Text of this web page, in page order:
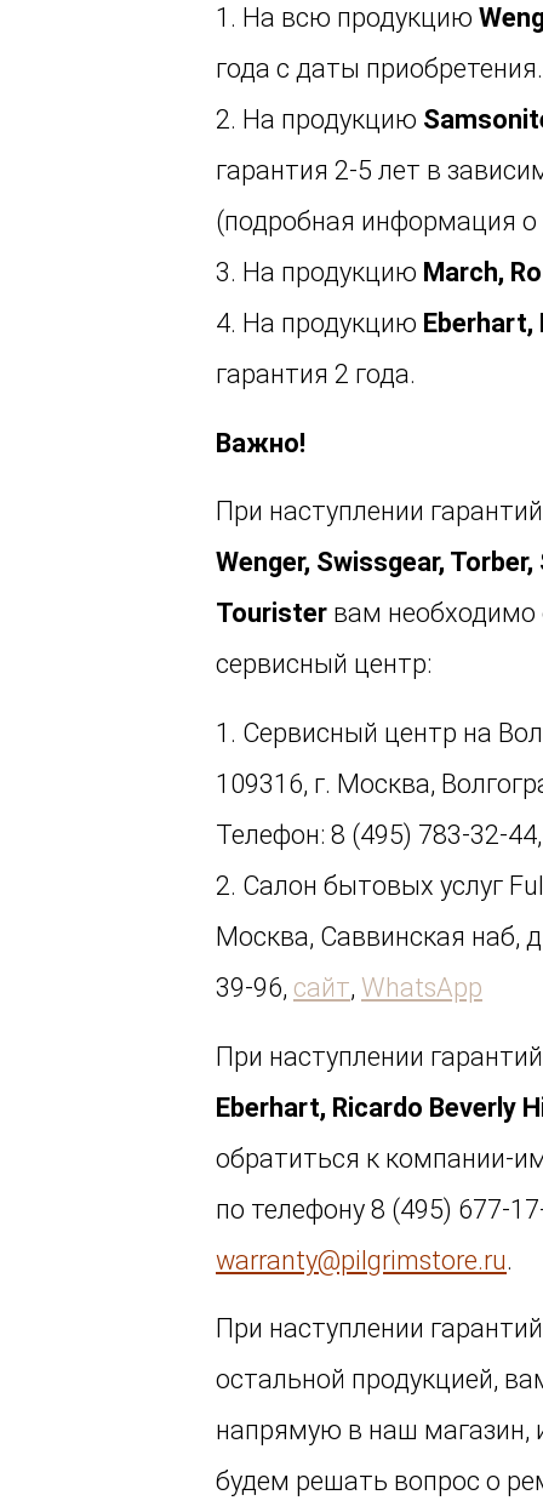
1. На всю продукцию
года с даты приобретения.
2. На продукцию
гарантия 2-5 лет в
(подробная информация о
3. На продукцию March,
4. На продукцию Eberhart,
гарантия 2 года.
Важно!
При наступлении
Wenger, Swissgear,
Tourister вам
сервисный центр:
1. Сервисный центр на
109316, г. Москва,
Телефон: 8 (495) 783-32-
2. Салон бытовых услуг
Москва, Саввинская наб,
39-96, сайт, WhatsApp
При наступлении
Eberhart, Ricardo Beverly
обратиться к компании-
по телефону 8 (495) 677-
warranty@pilgrimstore.ru.
При наступлении
остальной продукцией,
напрямую в наш магазин,
будем решать вопрос о